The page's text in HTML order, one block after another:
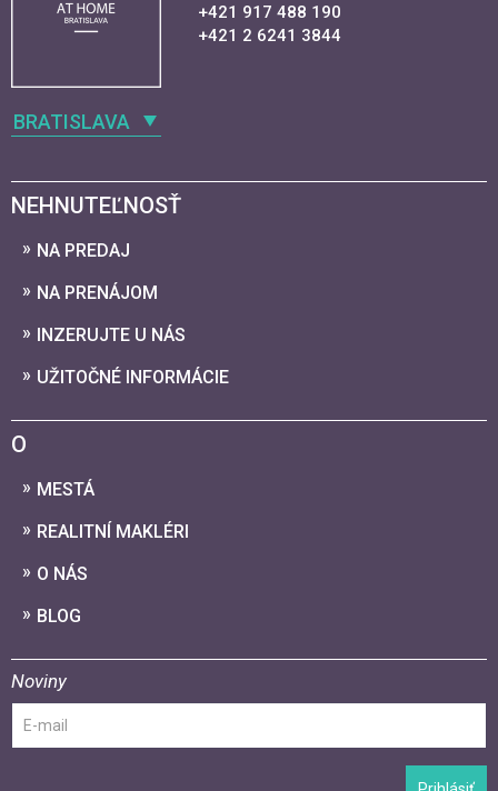
BRATISLAVA
+421 917 488 190
+421 2 6241 3844
NEHNUTEĽNOSŤ
NA PREDAJ
NA PRENÁJOM
INZERUJTE U NÁS
UŽITOČNÉ INFORMÁCIE
O
MESTÁ
REALITNÍ MAKLÉRI
O NÁS
BLOG
Noviny